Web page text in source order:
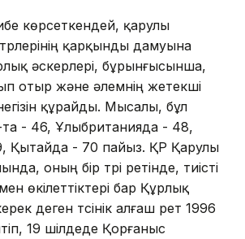
көрсеткендей, қарулы
қарқынды дамуына
әскерлері, бұрынғысынша,
отыр және әлемнің жетекші
құрайды. Мысалы, бұл
- 46, Ұлыбританияда - 48,
Қытайда - 70 пайыз. ҚР Қарулы
оның бір түрі ретінде, тиісті
өкілеттіктері бар Құрлық
деген түсінік алғаш рет 1996
19 шілдеде Қорғаныс